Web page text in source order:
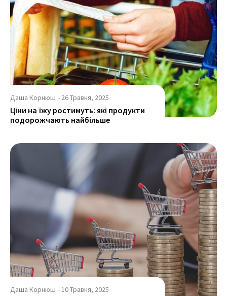
Даша Корнюш -26 Травня, 2025
Ціни на їжу ростимуть: які продукти
подорожчають найбільше
Даша Корнюш -10 Травня, 2025